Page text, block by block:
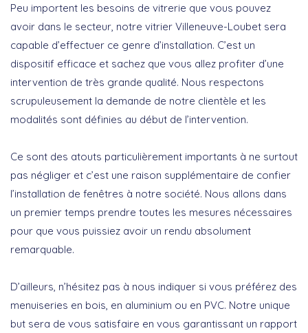
Peu importent les besoins de vitrerie que vous pouvez
avoir dans le secteur, notre vitrier Villeneuve-Loubet sera
capable d’effectuer ce genre d’installation. C’est un
dispositif efficace et sachez que vous allez profiter d’une
intervention de très grande qualité. Nous respectons
scrupuleusement la demande de notre clientèle et les
modalités sont définies au début de l’intervention.
Ce sont des atouts particulièrement importants à ne surtout
pas négliger et c’est une raison supplémentaire de confier
l’installation de fenêtres à notre société. Nous allons dans
un premier temps prendre toutes les mesures nécessaires
pour que vous puissiez avoir un rendu absolument
remarquable.
D’ailleurs, n’hésitez pas à nous indiquer si vous préférez des
menuiseries en bois, en aluminium ou en PVC. Notre unique
but sera de vous satisfaire en vous garantissant un rapport